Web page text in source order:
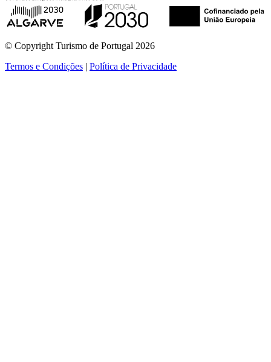
© Copyright Turismo de Portugal 2026
Termos e Condições | Política de Privacidade